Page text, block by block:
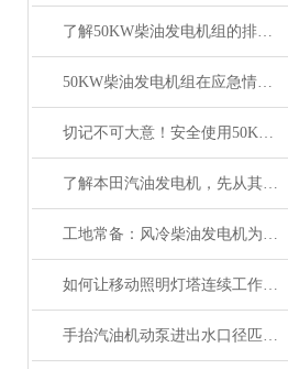
了解50KW柴油发电机组的排放与噪音控制技术
50KW柴油发电机组在应急情况下的作用和重要性
切记不可大意！安全使用50KW柴油发电机组
了解本田汽油发电机，先从其优势和作用开始
工地常备：风冷柴油发电机为何更耐用
如何让移动照明灯塔连续工作100小时？节能模式与油箱扩容技巧
手抬汽油机动泵进出水口径匹配对效率的影响